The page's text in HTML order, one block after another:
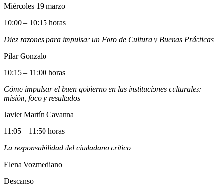
Miércoles 19 marzo
10:00 – 10:15 horas
Diez razones para impulsar un Foro de Cultura y Buenas Prácticas
Pilar Gonzalo
10:15 – 11:00 horas
Cómo impulsar el buen gobierno en las instituciones culturales:
misión, foco y resultados
Javier Martín Cavanna
11:05 – 11:50 horas
La responsabilidad del ciudadano crítico
Elena Vozmediano
Descanso